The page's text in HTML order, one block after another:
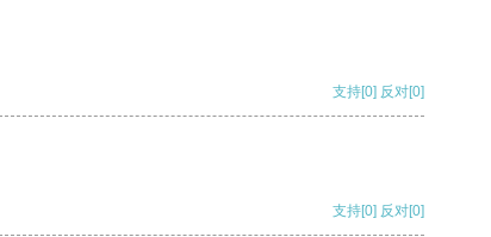
支持[0] 反对[0]
支持[0] 反对[0]